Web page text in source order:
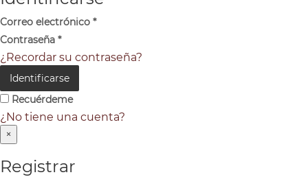
Correo electrónico *
Contraseña *
¿Recordar su contraseña?
Identificarse
Recuérdeme
¿No tiene una cuenta?
×
Registrar